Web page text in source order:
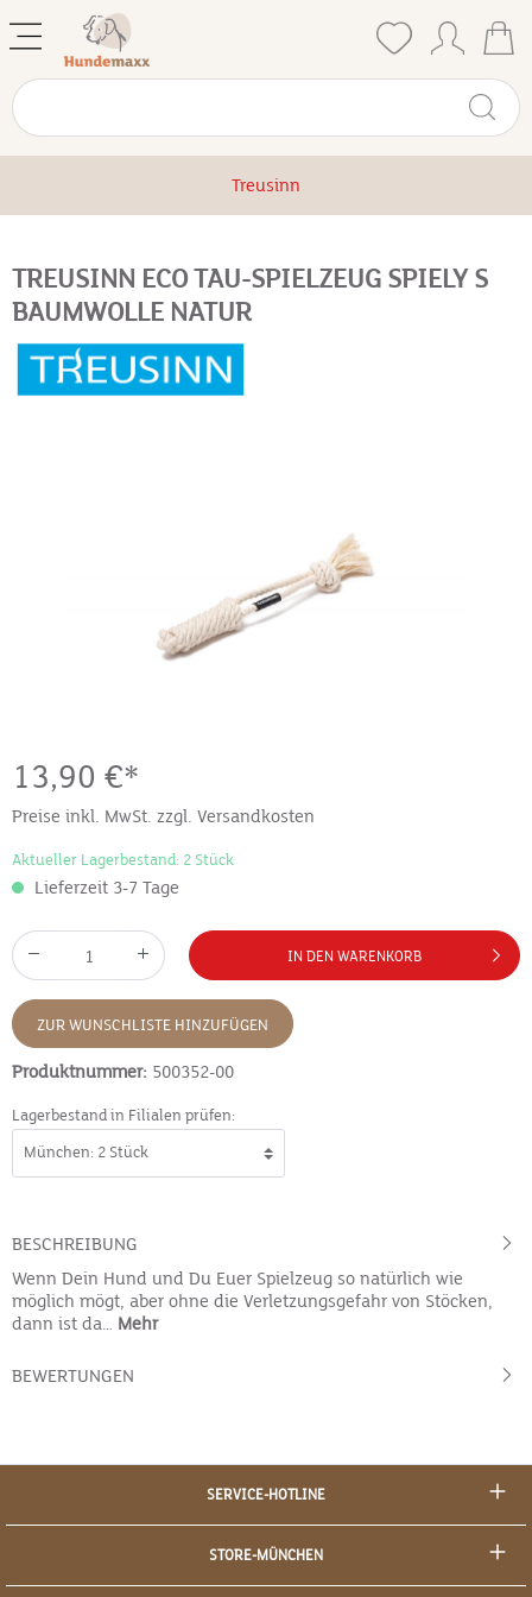
Treusinn
TREUSINN ECO TAU-SPIELZEUG SPIELY S
BAUMWOLLE NATUR
13,90 €*
Preise inkl. MwSt. zzgl. Versandkosten
Aktueller Lagerbestand: 2 Stück
Lieferzeit 3-7 Tage
IN DEN WARENKORB
ZUR WUNSCHLISTE HINZUFÜGEN
Produktnummer: 500352-00
Lagerbestand in Filialen prüfen:
BESCHREIBUNG
Wenn Dein Hund und Du Euer Spielzeug so natürlich wie
möglich mögt, aber ohne die Verletzungsgefahr von Stöcken,
dann ist da… Mehr
BEWERTUNGEN
SERVICE-HOTLINE
STORE-MÜNCHEN